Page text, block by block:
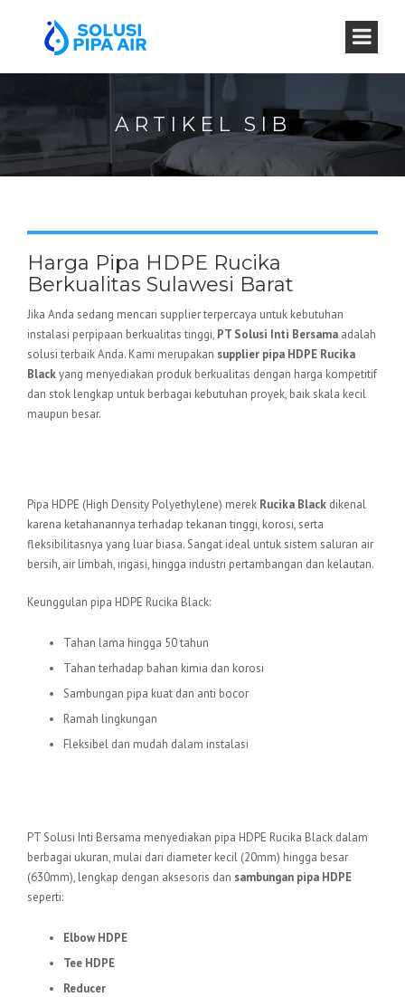
ARTIKEL SIB
Harga Pipa HDPE Rucika
Berkualitas Sulawesi Barat
Jika Anda sedang mencari supplier terpercaya untuk kebutuhan
instalasi perpipaan berkualitas tinggi, PT Solusi Inti Bersama adalah
solusi terbaik Anda. Kami merupakan supplier pipa HDPE Rucika
Blackyang menyediakan produk berkualitas dengan harga kompetitif
dan stok lengkap untuk berbagai kebutuhan proyek, baik skala kecil
maupun besar.
Pipa HDPE (High Density Polyethylene) merek Rucika Black dikenal
karena ketahanannya terhadap tekanan tinggi, korosi, serta
fleksibilitasnya yang luar biasa. Sangat ideal untuk sistem saluran air
bersih, air limbah, irigasi, hingga industri pertambangan dan kelautan.
Keunggulan pipa HDPE Rucika Black:
Tahan lama hingga 50 tahun
Tahan terhadap bahan kimia dan korosi
Sambungan pipa kuat dan anti bocor
Ramah lingkungan
Fleksibel dan mudah dalam instalasi
PT Solusi Inti Bersama menyediakan pipa HDPE Rucika Black dalam
berbagai ukuran, mulai dari diameter kecil (20mm) hingga besar
(630mm), lengkap dengan aksesoris dan sambungan pipa HDPE
seperti:
Elbow HDPE
Tee HDPE
Reducer